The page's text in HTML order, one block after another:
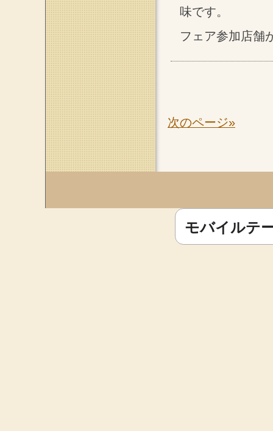
味です。
フェア参加店舗
次のページ»
モバイルテ